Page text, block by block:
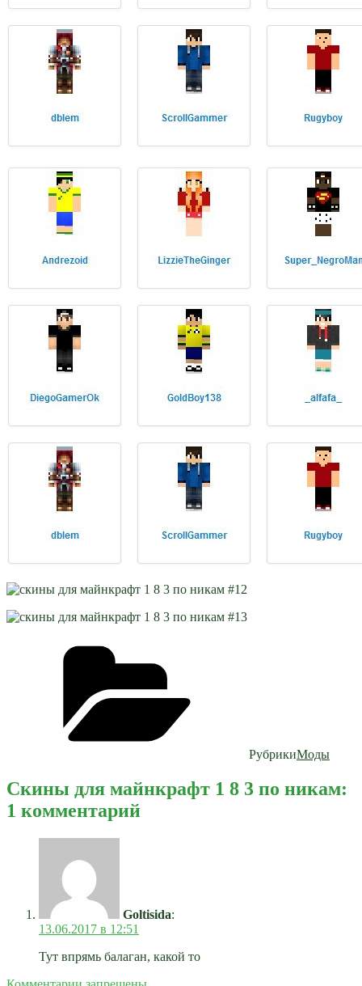
РубрикиМоды
Скины для майнкрафт 1 8 3 по никам:
1 комментарий
Goltisida:
13.06.2017 в 12:51
Тут впрямь балаган, какой то